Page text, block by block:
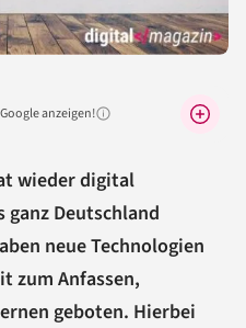
anzeigen!Warum lohnt sich das?
wieder digital
ganz Deutschland
neue Technologien
zum Anfassen,
geboten. Hierbei